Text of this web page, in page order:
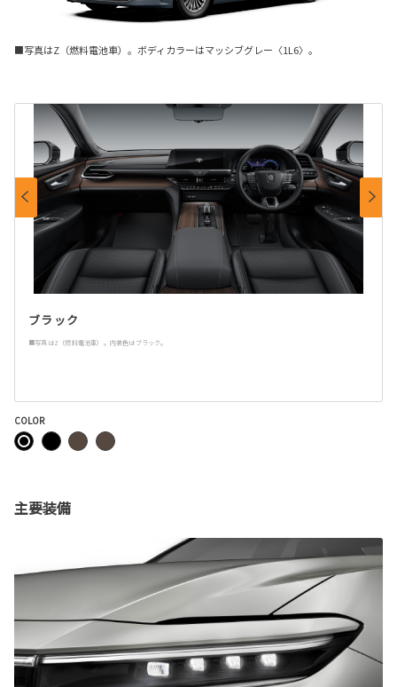
■写真はZ（燃料電池車）。ボディカラーはマッシブグレー〈1L6〉。
ブラック
■写真はZ（燃料電池車）。内装色はブラック。
COLOR
主要装備